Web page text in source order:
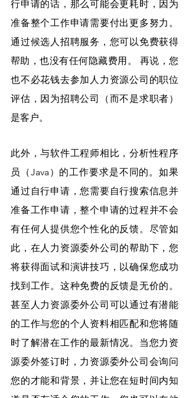
行申请的话，那么可能会更耗时，因为
准备整个工作申请需要付出更多努力。
通过候选人招聘服务，您可以免费获得
帮助，也没有任何隐藏费用。 再说，您
也不必花钱去参加人力资源公司的职位
评估，因为招聘公司（而不是求职者）
是客户。
此外，与软件工程师相比，分析性程序
员（Java）的工作要求是不同的。如果
通过自行申请，您需要自行搜索信息并
准备工作申请，整个申请的过程并不会
有任何人提供您个性化的反馈。尽管如
此，在人力资源委外公司的帮助下，您
将获得面试和演讲技巧，以确保您成功
找到工作。这种免费的反馈是无价的。
甚至人力资源委外公司可以通过有潜能
的工作与您的个人资料相匹配和您将随
时了解潜在工作的最新情况。当您力资
源委外签订时，力资源委外公司会询问
您的才能和背景，并让您在短时间内知